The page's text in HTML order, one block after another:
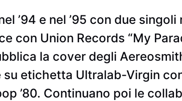
’94 e nel ’95 con due
con Union Records “My
la cover degli
etichetta Ultralab-Virgin
’80. Continuano poi le